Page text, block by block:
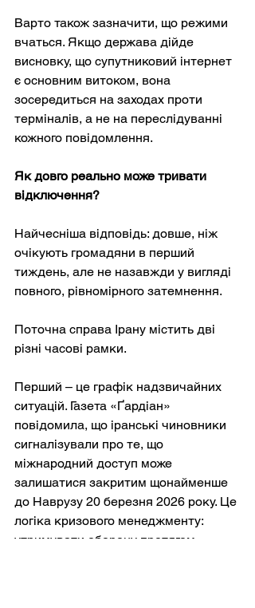
Варто також зазначити, що режими
вчаться. Якщо держава дійде
висновку, що супутниковий інтернет
є основним витоком, вона
зосередиться на заходах проти
терміналів, а не на переслідуванні
кожного повідомлення.
Як довго реально може тривати
відключення?
Найчесніша відповідь: довше, ніж
очікують громадяни в перший
тиждень, але не назавжди у вигляді
повного, рівномірного затемнення.
Поточна справа Ірану містить дві
різні часові рамки.
Перший – це графік надзвичайних
ситуацій. Газета «Ґардіан»
повідомила, що іранські чиновники
сигналізували про те, що
міжнародний доступ може
залишатися закритим щонайменше
до Наврузу 20 березня 2026 року. Це
логіка кризового менеджменту:
утримувати оборону протягом